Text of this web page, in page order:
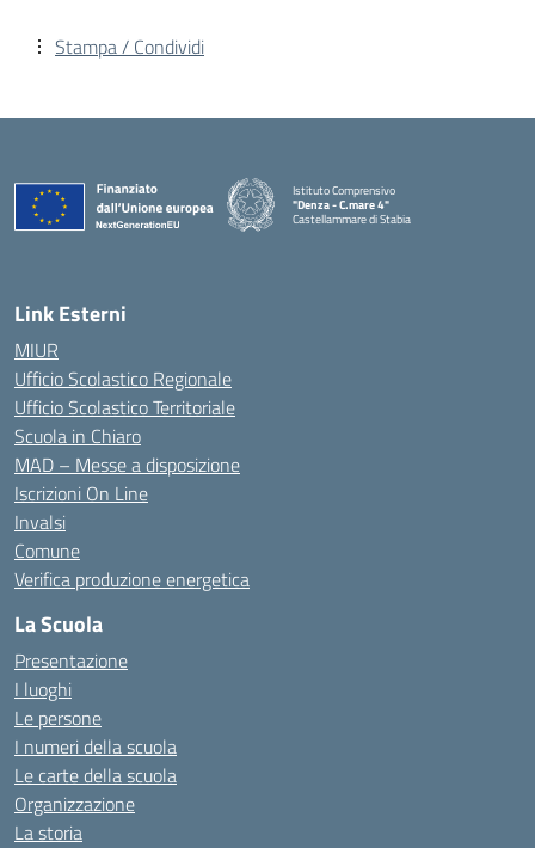
Stampa / Condividi
Istituto Comprensivo
"Denza - C.mare 4"
Castellammare di Stabia
Link Esterni
MIUR
Ufficio Scolastico Regionale
Ufficio Scolastico Territoriale
Scuola in Chiaro
MAD – Messe a disposizione
Iscrizioni On Line
Invalsi
Comune
Verifica produzione energetica
La Scuola
Presentazione
I luoghi
Le persone
I numeri della scuola
Le carte della scuola
Organizzazione
La storia